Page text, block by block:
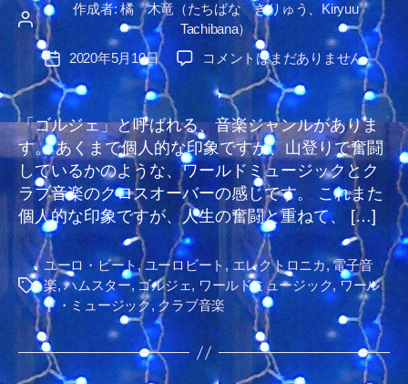
投
稿
者
作成者:橘 木竜（たちばな きりゅう、Kiryuu
Tachibana）
投
稿
日
2020年5月10日
曲・
ジ
ャ
ル
「Hamster-
gorge
（Hamgorge）」
を
て
み
の
コメントはまだありません
「ゴルジェ」と呼ばれる、音楽ジャンルがありま
す。 あくまで個人的な印象ですが、山登りで奮闘
しているかのような、ワールドミュージックとク
ラブ音楽のクロスオーバーの感じです。 これまた
個人的な印象ですが、人生の奮闘と重ねて、 […]
タ
グ
ユーロ・ビート,ユーロビート , エレクトロニカ,電子音
楽,ハムスター,ゴルジェ, ワールドミュージック,ワール
ド・ミュージック, クラブ音楽